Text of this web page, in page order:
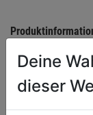
WEITERE
Deine
dieser